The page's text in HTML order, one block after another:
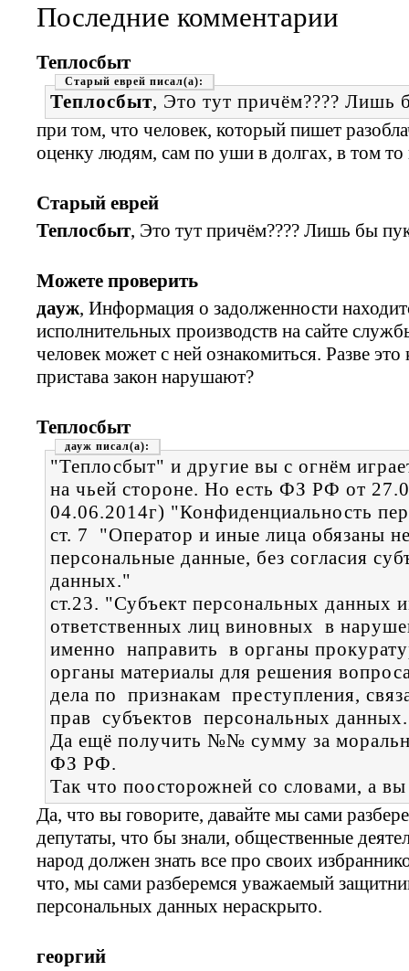
Последние комментарии
Теплосбыт
Старый еврей
Теплосбыт, Это тут причём???? Лишь
при том, что человек, который пишет
оценку людям, сам по уши в долгах, в том то
Старый еврей
Теплосбыт, Это тут причём???? Лишь бы
Можете проверить
дауж, Информация о задолженности
исполнительных производств на сайте
человек может с ней ознакомиться. Разве
пристава закон нарушают?
Теплосбыт
дауж
"Теплосбыт" и другие вы с огнём
на чьей стороне. Но есть ФЗ РФ от
04.06.2014г) "Конфиденциальность
ст. 7 "Оператор и иные лица обязаны
персональные данные, без согласия
данных."
ст.23. "Субъект персональных данных
ответственных лиц виновных в
именно направить в органы
органы материалы для решения
дела по признакам преступления,
прав субъектов персональных
Да ещё получить №№ сумму за
ФЗ РФ.
Так что поосторожней со словами, а
Да, что вы говорите, давайте мы сами
депутаты, что бы знали, общественные
народ должен знать все про своих
что, мы сами разберемся уважаемый
персональных данных нераскрыто.
георгий